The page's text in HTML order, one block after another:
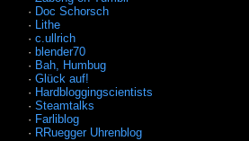
· Doc Schorsch
· Lithe
· c.ullrich
· blender70
· Bah, Humbug
· Glück auf!
· Hardbloggingscientists
· Steamtalks
· Farliblog
· RRuegger Uhrenblog